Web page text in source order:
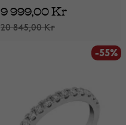
20 845,00 Kr
9 999,00 Kr
-55%